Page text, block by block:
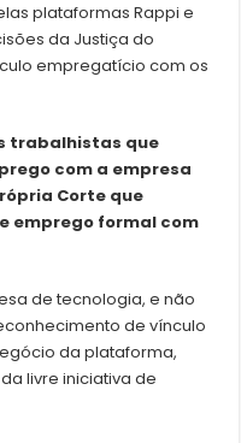
plataformas Rappi e
da Justiça do
empregatício com os
trabalhistas que
com a empresa
Corte que
emprego formal com
de tecnologia, e não
de vínculo
da plataforma,
livre iniciativa de